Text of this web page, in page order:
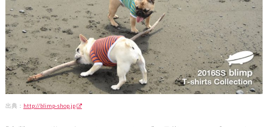
出典： http://blimp-shop.jp